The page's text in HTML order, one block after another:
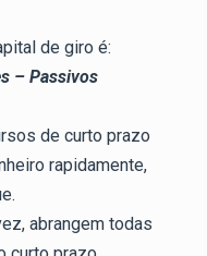
de giro é:
– Passivos
de curto prazo
rapidamente,
abrangem todas